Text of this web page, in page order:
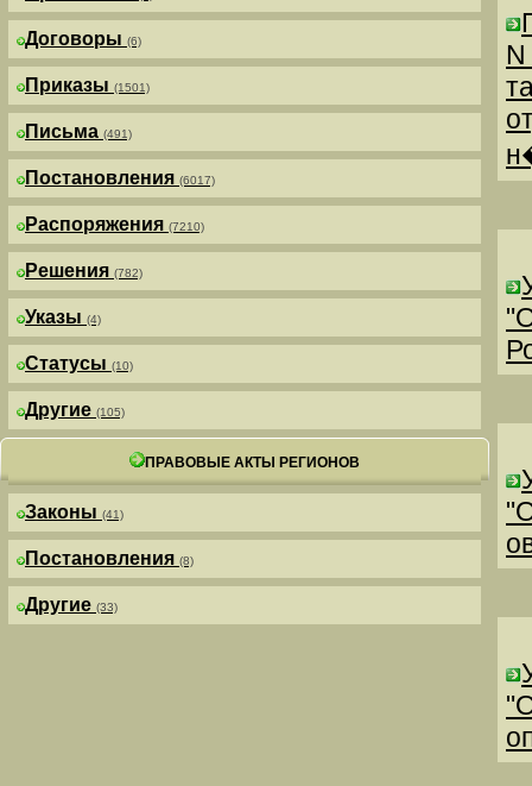
Договоры (6)
Приказы (1501)
Письма (491)
Постановления (6017)
Распоряжения (7210)
Решения (782)
Указы (4)
Статусы (10)
Другие (105)
ПРАВОВЫЕ АКТЫ РЕГИОНОВ
Законы (41)
Постановления (8)
Другие (33)